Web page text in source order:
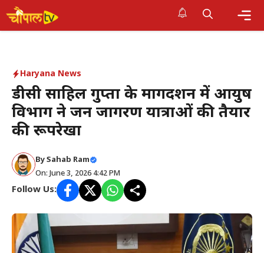
Skip
to
Haryana News
डीसी साहिल गुप्ता के मार्गदर्शन में आयुष
विभाग ने जन जागरण यात्राओं की तैयार
की रूपरेखा
By Sahab Ram
On: June 3, 2026 4:42 PM
Follow Us: